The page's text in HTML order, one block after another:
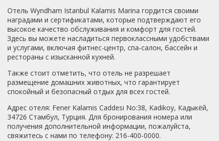
Отель Wyndham Istanbul Kalamis Marina гордится своими
наградами и сертификатами, которые подтверждают его
высокое качество обслуживания и комфорт для гостей.
Здесь вы можете насладиться первоклассными удобствами
и услугами, включая фитнес-центр, спа-салон, бассейн и
рестораны с изысканной кухней.
Также стоит отметить, что отель не разрешает
размещение домашних животных, что гарантирует
спокойный и безопасный отдых для всех гостей.
Адрес отеля: Fener Kalamis Caddesi No:38, Kadikoy, Кадыкёй,
34726 Стамбул, Турция. Для бронирования номера или
получения дополнительной информации, пожалуйста,
свяжитесь с нами по телефону: 216-400-0000.